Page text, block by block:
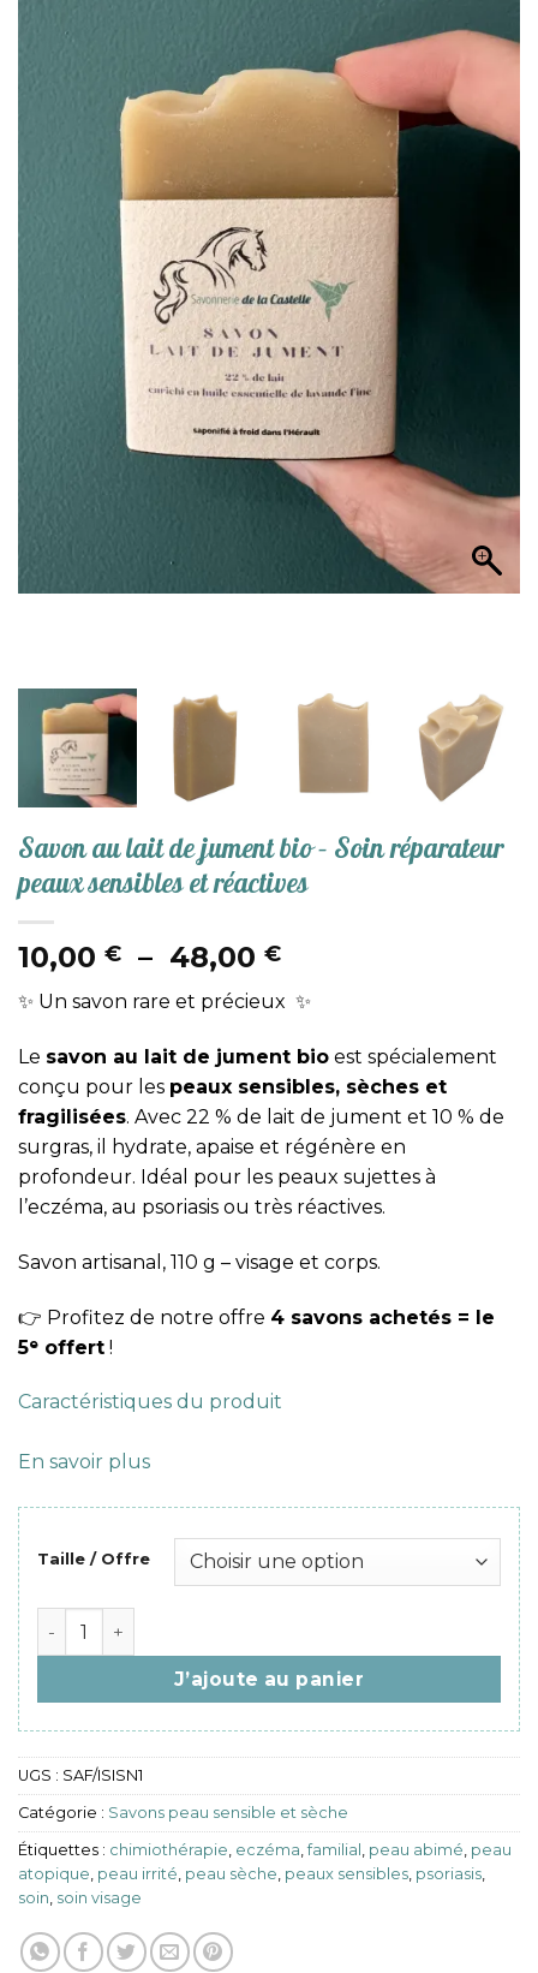
Savon au lait de jument bio – Soin réparateur
peaux sensibles et réactives
10,00 € – 48,00 €Plage
prix :
10,00 €
à
48,00 €
✨ Un savon rare et précieux ✨
Le savon au lait de jument bio est spécialement
conçu pour les peaux sensibles, sèches et
fragilisées. Avec 22 % de lait de jument et 10 % de
surgras, il hydrate, apaise et régénère en
profondeur. Idéal pour les peaux sujettes à
l’eczéma, au psoriasis ou très réactives.
Savon artisanal, 110 g – visage et corps.
👉 Profitez de notre offre 4 savons achetés = le
5ᵉ offert !
Caractéristiques du produit
En savoir plus
Taille / Offre
quantité de Savon au lait de jument bio – Soin
J’ajoute au panier
UGS : SAF/ISISN1
Catégorie : Savons peau sensible et sèche
Étiquettes : chimiothérapie, eczéma,familial , peau abimé, peau
atopique, peau irrité, peau sèche, peaux sensibles, psoriasis,
soin, soin visage